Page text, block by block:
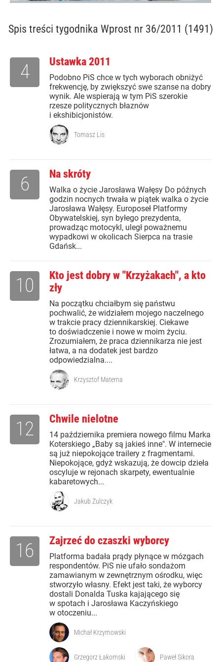
Spis treści tygodnika Wprost nr 36/2011 (1491)
Ustawka 2011
Podobno PiS chce w tych wyborach obniżyć
frekwencję, by zwiększyć swe szanse na dobry
wynik. Ale wspierają w tym PiS szerokie
rzesze politycznych błaznów
i ekshibicjonistów.
4
Tomasz Lis
Na skróty
Walka o życie Jarosława Wałęsy Do późnych
godzin nocnych trwała w piątek walka o życie
Jarosława Wałęsy. Europoseł Platformy
Obywatelskiej, syn byłego prezydenta,
prowadząc motocykl, uległ poważnemu
wypadkowi w okolicach Sierpca na trasie
Gdańsk...
6
Kto jest dobry w "Krzyżakach", a kto
zły
Na początku chciałbym się państwu
pochwalić, że widziałem mojego naczelnego
w trakcie pracy dziennikarskiej. Ciekawe
to doświadczenie i nowe w moim życiu.
Zrozumiałem, że praca dziennikarza nie jest
łatwa, a na dodatek jest bardzo
odpowiedzialna....
10
Krzysztof Materna
Chwile nielotne
14 października premiera nowego filmu Marka
Koterskiego „Baby są jakieś inne". W internecie
są już niepokojące trailery z fragmentami.
Niepokojące, gdyż wskazują, że dowcip dzieła
oscyluje w rejonach skarpety, ewentualnie
kabaretowych...
12
Jakub Żulczyk
Zajrzeć do czaszki wyborcy
Platforma badała prądy płynące w mózgach
respondentów. PiS nie ufało sondażom
zamawianym w zewnętrznym ośrodku, więc
stworzyło własny. Efekt jest taki, że wyborcy
dostali Donalda Tuska kajającego się
w spotach i Jarosława Kaczyńskiego
w otoczeniu...
16
Michał Krzymowski
Grzegorz Łakomski Paweł Sikora